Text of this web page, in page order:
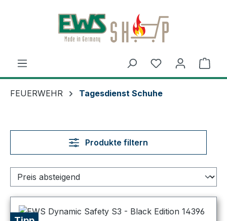
Zum Hauptinhalt springen
FEUERWEHR Tagesdienst Schuhe
Produkte filtern